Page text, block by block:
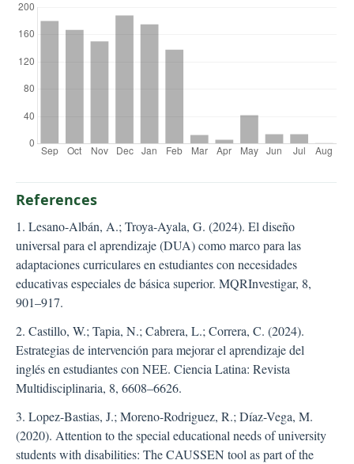
References
1. Lesano-Albán, A.; Troya-Ayala, G. (2024). El diseño
universal para el aprendizaje (DUA) como marco para las
adaptaciones curriculares en estudiantes con necesidades
educativas especiales de básica superior. MQRInvestigar, 8,
901–917.
2. Castillo, W.; Tapia, N.; Cabrera, L.; Correra, C. (2024).
Estrategias de intervención para mejorar el aprendizaje del
inglés en estudiantes con NEE. Ciencia Latina: Revista
Multidisciplinaria, 8, 6608–6626.
3. Lopez-Bastias, J.; Moreno-Rodriguez, R.; Díaz-Vega, M.
(2020). Attention to the special educational needs of university
students with disabilities: The CAUSSEN tool as part of the